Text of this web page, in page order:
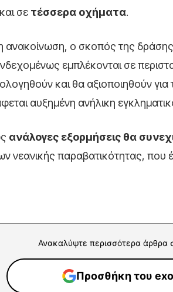
σε τέσσερα οχήματα.
ανακοίνωση, ο σκοπός της
εμπλέκονται σε
και θα αξιοποιηθούν για
αυξημένη ανήλικη
ανάλογες εξορμήσεις θα
νεανικής παραβατικότητας, που
Ανακαλύψτε περισσότερα άρθρα
Προσθήκη του